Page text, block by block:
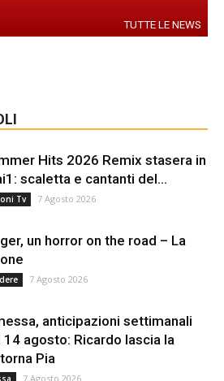
TUTTE LE NEWS
Hits 2026 Remix stasera in
scaletta e cantanti del...
Tv 7 Agosto 2026
un horror on the road – La
7 Agosto 2026
anticipazioni settimanali
14 agosto: Ricardo lascia la
Pia
7 Agosto 2026